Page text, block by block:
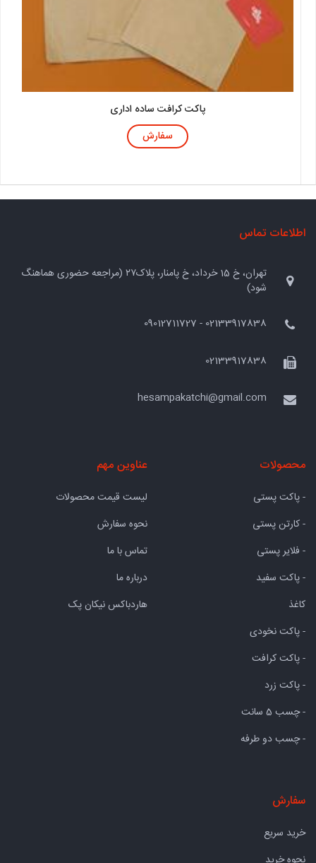
پاکت کرافت ساده اداری
سفارش
اطلاعات تماس
تهران، خ 15 خرداد، خ پامنار، پلاک۲۷ (مراجعه حضوری هماهنگ
شود)
02133917838 - 09012711727
02133917838
hesampakatchi@gmail.com
محصولات
- پاکت پستی
- کارتن پستی
- فلایر پستی
- پاکت سفید
کاغذ
- پاکت نخودی
- پاکت کرافت
- پاکت زرد
- چسب 5 سانت
- چسب دو طرفه
عناوین مهم
لیست قیمت محصولات
نحوه سفارش
تماس با ما
درباره ما
هاردباکس نیکان پک
سفارش
خرید سریع